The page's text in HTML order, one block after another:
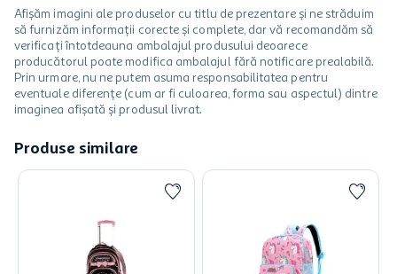
Afișăm imagini ale produselor cu titlu de prezentare și ne străduim
să furnizăm informații corecte și complete, dar vă recomandăm să
verificați întotdeauna ambalajul produsului deoarece
producătorul poate modifica ambalajul fără notificare prealabilă.
Prin urmare, nu ne putem asuma responsabilitatea pentru
eventuale diferențe (cum ar fi culoarea, forma sau aspectul) dintre
imaginea afișată și produsul livrat.
Produse similare